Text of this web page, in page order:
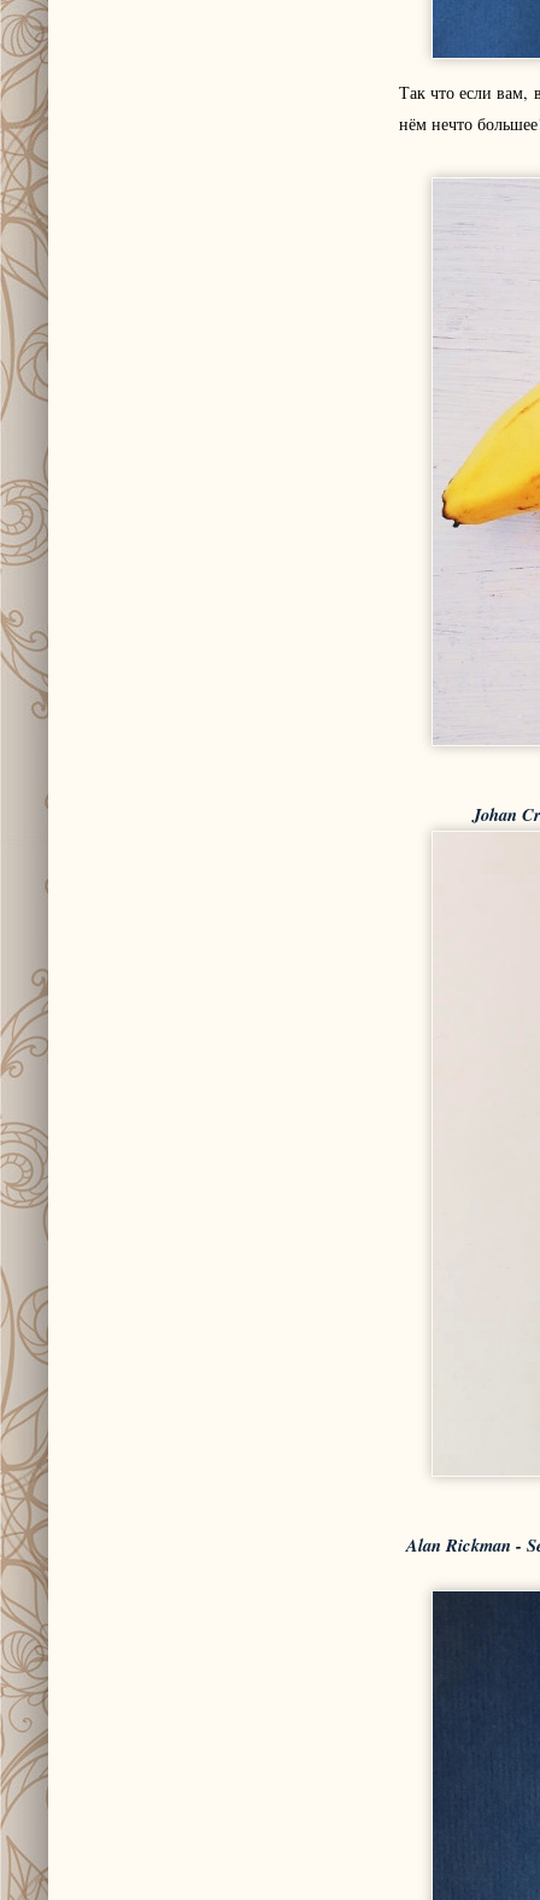
Так что если вам,
нём нечто
Johan
Alan Rickman -